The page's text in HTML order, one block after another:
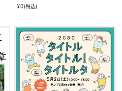
¥0(税込)